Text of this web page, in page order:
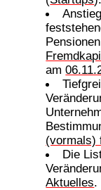
am
(vormals)
Die
Aktuelles.